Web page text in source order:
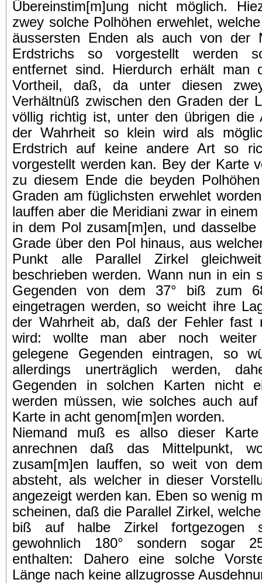
Übereinstim[m]ung nicht möglich.
zwey solche Polhöhen erwehlet,
äussersten Enden als auch von der
Erdstrichs so vorgestellt werden
entfernet sind. Hierdurch erhält man
Vortheil, daß, da unter diesen
Verhältnüß zwischen den Graden der
völlig richtig ist, unter den übrigen die
der Wahrheit so klein wird als
Erdstrich auf keine andere Art so
vorgestellt werden kan. Bey der Karte
zu diesem Ende die beyden
Graden am füglichsten erwehlet
lauffen aber die Meridiani zwar in
in dem Pol zusam[m]en, und
Grade über den Pol hinaus, aus
Punkt alle Parallel Zirkel
beschrieben werden. Wann nun in ein
Gegenden von dem 37° biß zum
eingetragen werden, so weicht ihre
der Wahrheit ab, daß der Fehler fast
wird: wollte man aber noch weiter
gelegene Gegenden eintragen, so
allerdings unerträglich werden,
Gegenden in solchen Karten nicht
werden müssen, wie solches auch
Karte in acht genom[m]en worden.
Niemand muß es allso dieser
anrechnen daß das Mittelpunkt,
zusam[m]en lauffen, so weit von
absteht, als welcher in dieser
angezeigt werden kan. Eben so wenig
scheinen, daß die Parallel Zirkel,
biß auf halbe Zirkel fortgezogen
gewohnlich 180° sondern sogar
enthalten: Dahero eine solche
Länge nach keine allzugrosse